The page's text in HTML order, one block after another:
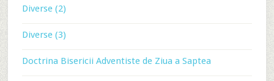
Diverse (2)
Diverse (3)
Doctrina Bisericii Adventiste de Ziua a Saptea